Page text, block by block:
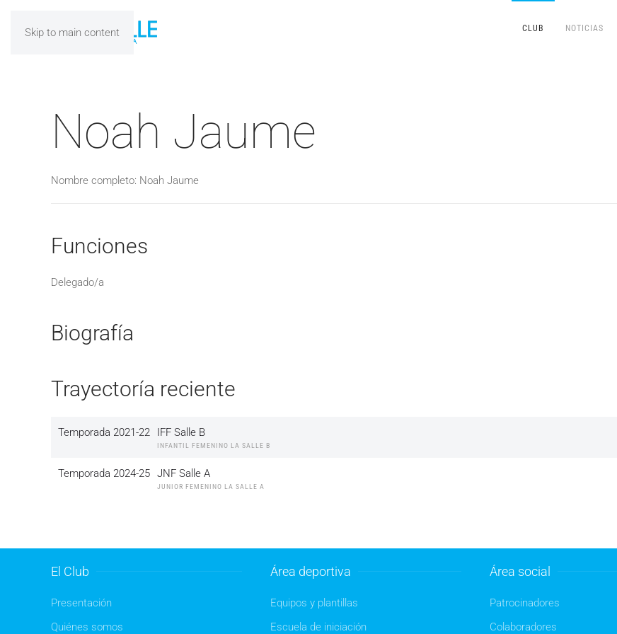
Skip to main content CLUB NOTICIAS
Noah Jaume
Nombre completo: Noah Jaume
Funciones
Delegado/a
Biografía
Trayectoría reciente
Temporada 2021-22 IFF Salle B
INFANTIL FEMENINO LA SALLE B
Temporada 2024-25 JNF Salle A
JUNIOR FEMENINO LA SALLE A
El Club
Presentación
Quiénes somos
Área deportiva
Equipos y plantillas
Escuela de iniciación
Área social
Patrocinadores
Colaboradores